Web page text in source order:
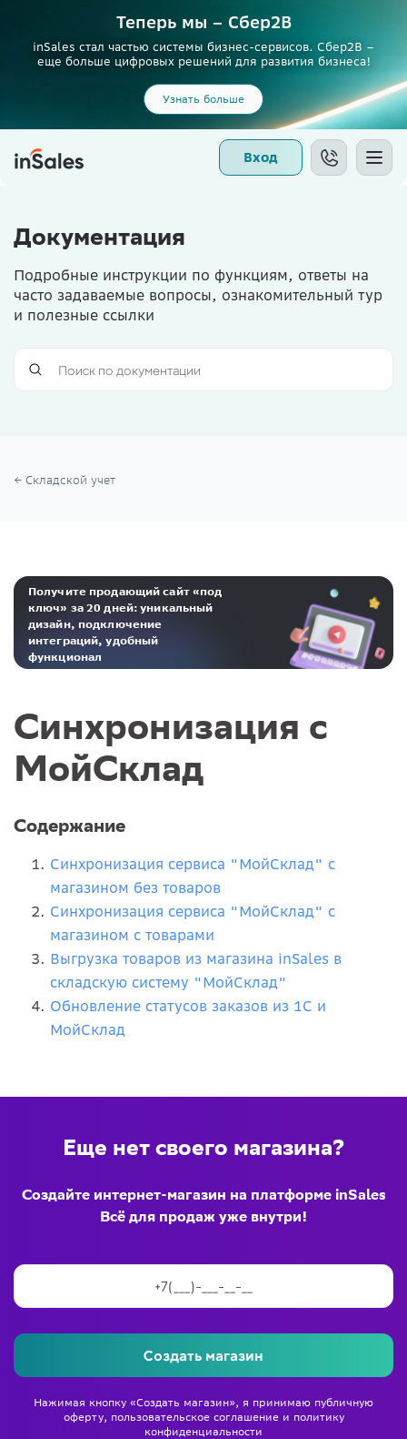
Теперь мы – Сбер2B
inSales стал частью системы бизнес-сервисов. Сбер2В –
еще больше цифровых решений для развития бизнеса!
Узнать больше
Вход
Документация
Подробные инструкции по функциям, ответы на
часто задаваемые вопросы, ознакомительный тур
и полезные ссылки
Складской учет
Получите продающий сайт «под
ключ» за 20 дней: уникальный
дизайн, подключение
интеграций, удобный
функционал
Синхронизация с
МойСклад
Содержание
Синхронизация сервиса "МойСклад" с
магазином без товаров
Синхронизация сервиса "МойСклад" с
магазином с товарами
Выгрузка товаров из магазина inSales в
складскую систему "МойСклад"
Обновление статусов заказов из 1С и
МойСклад
Еще нет своего магазина?
Создайте интернет-магазин на платформе inSales
Всё для продаж уже внутри!
Создать магазин
Нажимая кнопку «Создать магазин», я принимаю публичную
оферту, пользовательское соглашениеи политику
конфиденциальности